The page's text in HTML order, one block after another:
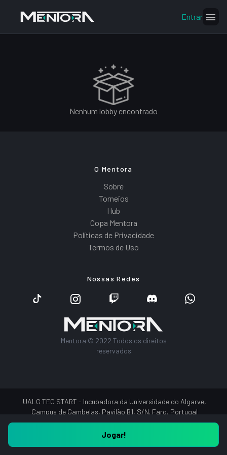
Entrar
Jogar!
Nenhum lobby encontrado
Mentora © 2022 Todos os direitos
reservados
O Mentora
Sobre
Torneios
Hub
Copa Mentora
Políticas de Privacidade
Termos de Uso
Nossas Redes
UALG TEC START - Incubadora da Universidade do Algarve,
Campus de Gambelas, Pavilão B1, S/N. Faro, Portugal